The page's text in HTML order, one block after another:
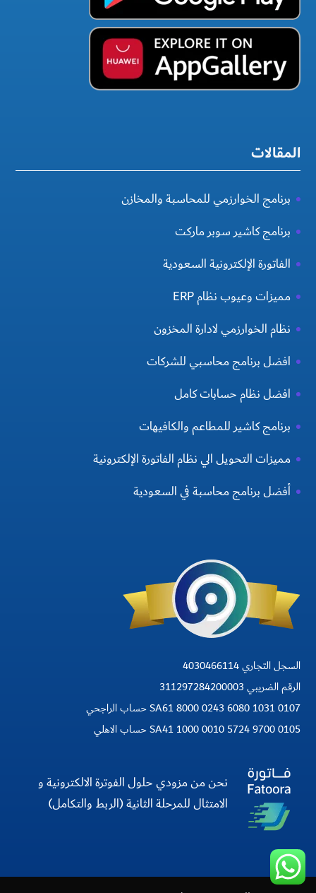
المقالات
برنامج الخوارزمي للمحاسبة والمخازن
برنامج كاشير سوبر ماركت
الفاتورة الإلكترونية السعودية
مميزات وعيوب نظام ERP
نظام الخوارزمي لادارة المخزون
افضل برنامج محاسبي للشركات
افضل نظام حسابات كامل
برنامج كاشير للمطاعم والكافيهات
مميزات التحويل الي نظام الفاتورة الإلكترونية
أفضل برنامج محاسبة في السعودية
السجل التجاري 4030466114
الرقم الضريبي 311297284200003
SA61 8000 0243 6080 1031 0107 حساب الراجحي
SA41 1000 0010 5724 9700 0105 حساب الاهلي
نحن من مزودي حلول الفوترة الالكترونية و
الامتثال للمرحلة الثانية (الربط والتكامل)